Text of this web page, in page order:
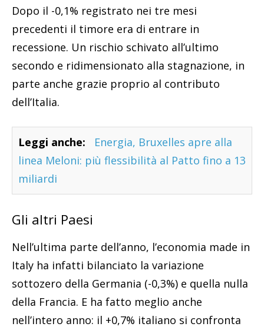
Dopo il -0,1% registrato nei tre mesi
precedenti il timore era di entrare in
recessione. Un rischio schivato all’ultimo
secondo e ridimensionato alla stagnazione, in
parte anche grazie proprio al contributo
dell’Italia.
Leggi anche:
Energia, Bruxelles apre alla
linea Meloni: più flessibilità al Patto fino a 13
miliardi
Gli altri Paesi
Nell’ultima parte dell’anno, l’economia made in
Italy ha infatti bilanciato la variazione
sottozero della Germania (-0,3%) e quella nulla
della Francia. E ha fatto meglio anche
nell’intero anno: il +0,7% italiano si confronta